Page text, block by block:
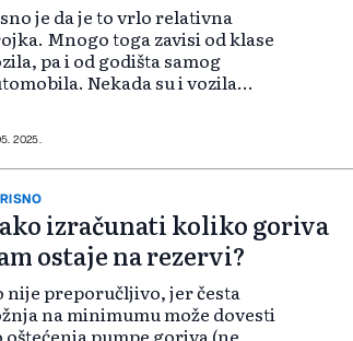
je da je to vrlo relativna
Mnogo toga zavisi od klase
pa i od godišta samog
Nekada su i vozila
upalila lampica, još uvijek su
2025.
izračunati koliko goriva
ostaje na rezervi?
nije preporučljivo, jer česta
na minimumu može dovesti